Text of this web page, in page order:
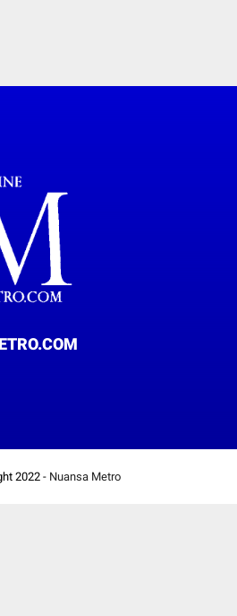
2022 - Nuansa Metro